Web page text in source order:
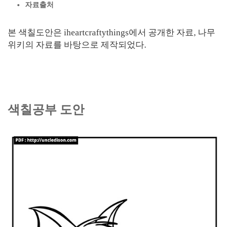
자료출처
본 색칠도안은 iheartcraftythings에서 공개한 자료, 나무
위키의 자료를 바탕으로 제작되었다.
색칠공부 도안